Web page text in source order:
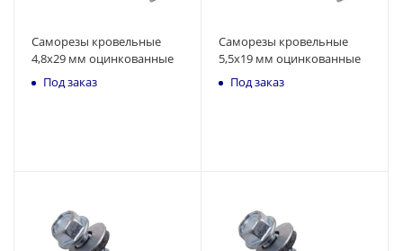
Саморезы кровельные
4,8x29 мм оцинкованные
Под заказ
Саморезы кровельные
5,5x19 мм оцинкованные
Под заказ